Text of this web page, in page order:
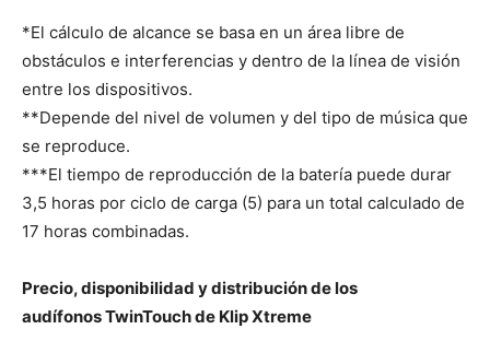
*El cálculo de alcance se basa en un área libre de
obstáculos e interferencias y dentro de la línea de visión
entre los dispositivos.
**Depende del nivel de volumen y del tipo de música que
se reproduce.
***El tiempo de reproducción de la batería puede durar
3,5 horas por ciclo de carga (5) para un total calculado de
17 horas combinadas.
Precio, disponibilidad y distribución de los
audífonos TwinTouch de Klip Xtreme